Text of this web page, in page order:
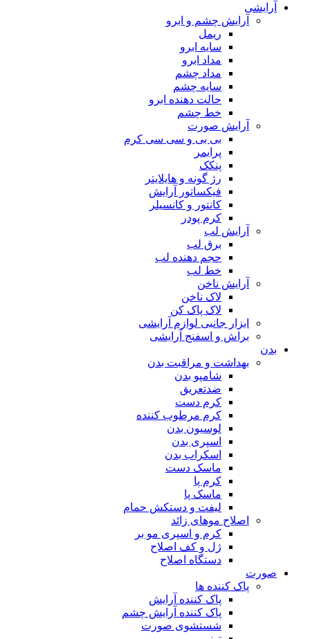
آرایشی
آرایش چشم و ابرو
ریمل
سایه ابرو
مداد ابرو
مداد چشم
سایه چشم
حالت دهنده ابرو
خط چشم
آرایش صورت
بی بی و سی سی کرم
پرایمر
پنکک
رژ گونه و هایلایتر
فیکساتور آرایش
کانتور و کانسیلر
کرم پودر
آرایش لب
برق لب
حجم دهنده لب
خط لب
آرایش ناخن
لاک ناخن
لاک پاک کن
ابزار جانبی لوازم آرایشی
براش و اسفنج آرایشی
بدن
بهداشت و مراقبت بدن
شامپو بدن
ضدتعریق
کرم دست
کرم مرطوب کننده
لوسیون بدن
اسپری بدن
اسکراب بدن
ماسک دست
کرم پا
ماسک پا
لیفت و دستکش حمام
اصلاح موهای زائد
کرم و اسپری مو بر
ژل و کف اصلاح
دستگاه اصلاح
صورت
پاک کننده ها
پاک کننده آرایش
پاک کننده آرایش چشم
شستشوی صورت